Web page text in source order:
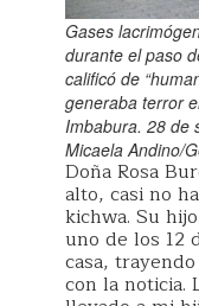
Gases
durante el paso
calificó de
generaba terror
Imbabura. 28 de
Micaela Andino/
Doña Rosa
alto, casi no
kichwa. Su
uno de los 12
casa,
con la noticia.